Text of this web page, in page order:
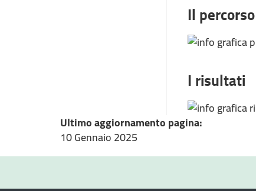
Il percorso
I risultati
Ultimo aggiornamento pagina:
10 Gennaio 2025